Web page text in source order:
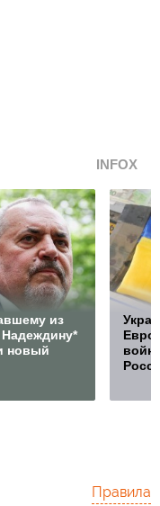
INFOX
из
новый
Правила